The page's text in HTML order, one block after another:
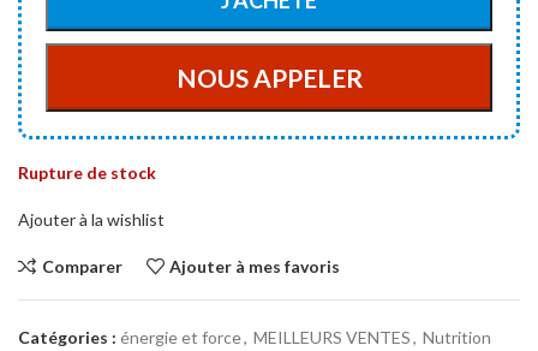
Rupture de stock
Ajouter à la wishlist
Comparer Ajouter à mes favoris
Catégories : énergie et force, MEILLEURS VENTES, Nutrition